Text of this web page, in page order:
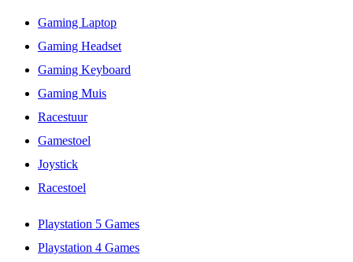
Gaming Laptop
Gaming Headset
Gaming Keyboard
Gaming Muis
Racestuur
Gamestoel
Joystick
Racestoel
Playstation 5 Games
Playstation 4 Games